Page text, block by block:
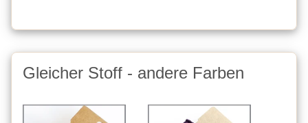
Gleicher Stoff - andere Farben